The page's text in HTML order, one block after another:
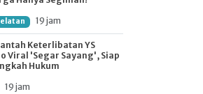
19 jam
Keterlibatan YS
Viral 'Segar Sayang', Siap
Hukum
19 jam